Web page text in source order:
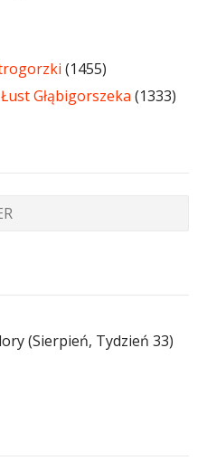
(1455)
Głąbigorszeka (1333)
(Sierpień, Tydzień 33)